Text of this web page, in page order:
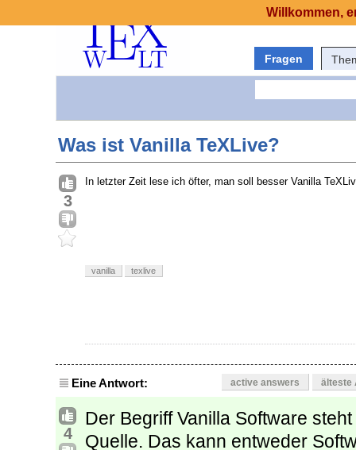
Fragen
Was ist Vanilla TeXLive?
3
In letzter Zeit lese ich öfter, man soll besser Vanilla
vanilla texlive
Eine Antwort: active answers älteste
4
Der Begriff Vanilla Software
Quelle. Das kann entweder
Willkommen,